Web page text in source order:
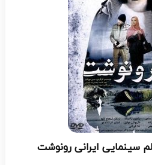
سینمایی ایرانی رونوشت